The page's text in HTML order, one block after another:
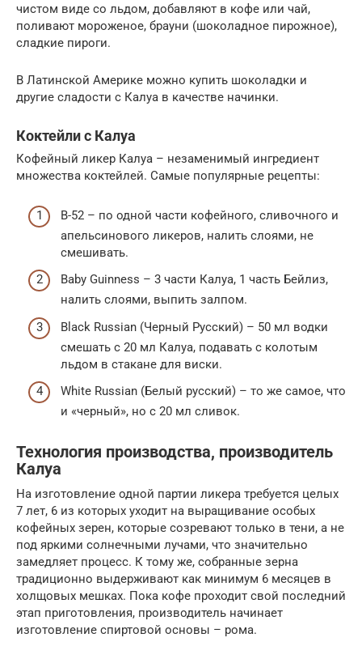
чистом виде со льдом, добавляют в кофе или чай,
поливают мороженое, брауни (шоколадное пирожное),
сладкие пироги.
В Латинской Америке можно купить шоколадки и
другие сладости с Калуа в качестве начинки.
Коктейли с Калуа
Кофейный ликер Калуа – незаменимый ингредиент
множества коктейлей. Самые популярные рецепты:
B-52 – по одной части кофейного, сливочного и
апельсинового ликеров, налить слоями, не
смешивать.
Baby Guinness – 3 части Калуа, 1 часть Бейлиз,
налить слоями, выпить залпом.
Black Russian (Черный Русский) – 50 мл водки
смешать с 20 мл Калуа, подавать с колотым
льдом в стакане для виски.
White Russian (Белый русский) – то же самое, что
и «черный», но с 20 мл сливок.
Технология производства, производитель
Калуа
На изготовление одной партии ликера требуется целых
7 лет, 6 из которых уходит на выращивание особых
кофейных зерен, которые созревают только в тени, а не
под яркими солнечными лучами, что значительно
замедляет процесс. К тому же, собранные зерна
традиционно выдерживают как минимум 6 месяцев в
холщовых мешках. Пока кофе проходит свой последний
этап приготовления, производитель начинает
изготовление спиртовой основы – рома.